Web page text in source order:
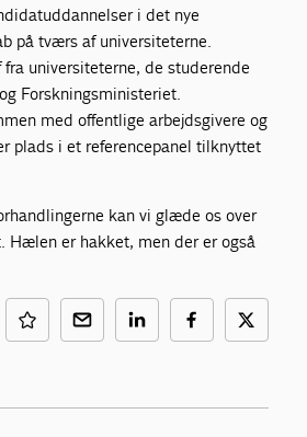
i det nye
på tværs af universiteterne.
universiteterne, de studerende
Forskningsministeriet.
med offentlige arbejdsgivere og
plads i et referencepanel tilknyttet
kan vi glæde os over
Hælen er hakket, men der er også